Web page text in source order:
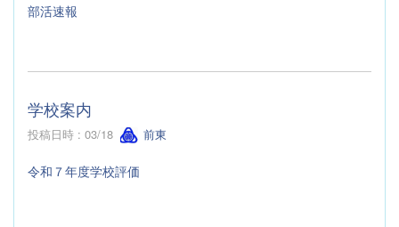
部活速報
学校案内
投稿日時 : 03/18 前東
令和７年度学校評価